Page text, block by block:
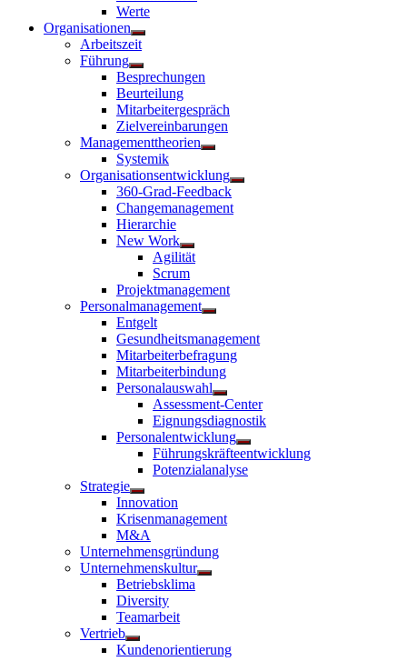
Werte
Organisationen
Untermenü
anzeigen
Arbeitszeit
Führung
Untermenü
anzeigen
Besprechungen
Beurteilung
Mitarbeitergespräch
Zielvereinbarungen
Managementtheorien
Untermenü
Systemik
Organisationsentwicklung
Untermenü
360-Grad-Feedback
Changemanagement
Hierarchie
New Work
Untermenü
anzeigen
Agilität
Scrum
Projektmanagement
Personalmanagement
Untermenü
Entgelt
Gesundheitsmanagement
Mitarbeiterbefragung
Mitarbeiterbindung
Personalauswahl
Untermenü
anzeigen
Assessment-Center
Eignungsdiagnostik
Personalentwicklung
Untermenü
anzeigen
Führungskräfteentwicklung
Potenzialanalyse
Strategie
Untermenü
anzeigen
Innovation
Krisenmanagement
M&A
Unternehmensgründung
Unternehmenskultur
Untermenü
Betriebsklima
Diversity
Teamarbeit
Vertrieb
Untermenü
anzeigen
Kundenorientierung